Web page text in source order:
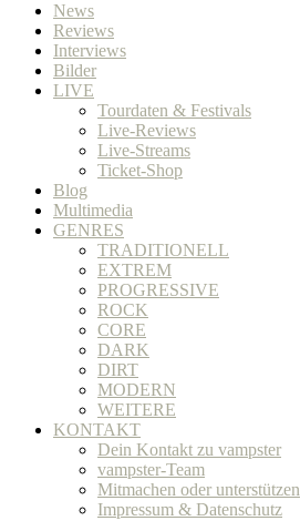
News
Reviews
Interviews
Bilder
LIVE
Tourdaten & Festivals
Live-Reviews
Live-Streams
Ticket-Shop
Blog
Multimedia
GENRES
TRADITIONELL
EXTREM
PROGRESSIVE
ROCK
CORE
DARK
DIRT
MODERN
WEITERE
KONTAKT
Dein Kontakt zu vampster
vampster-Team
Mitmachen oder unterstützen
Impressum & Datenschutz